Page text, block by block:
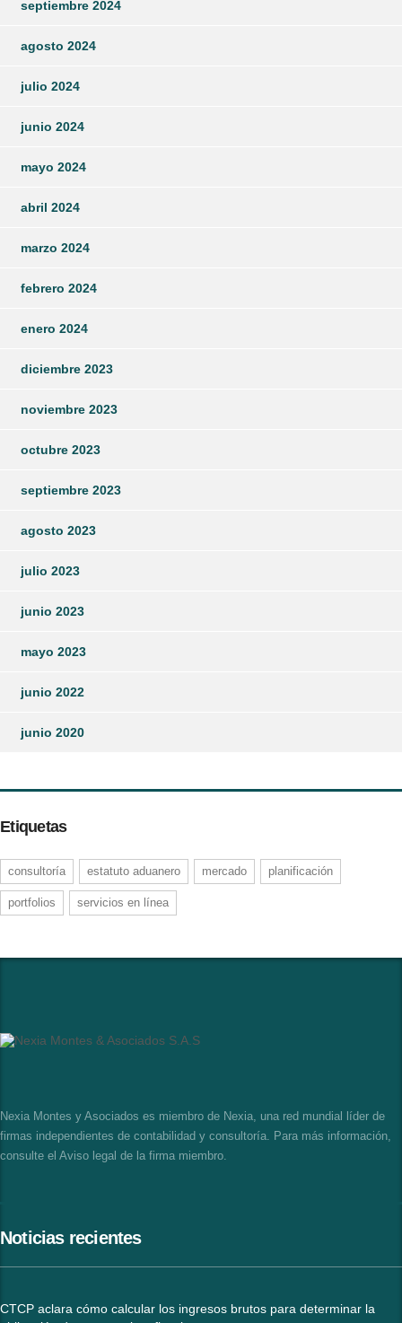
septiembre 2024
agosto 2024
julio 2024
junio 2024
mayo 2024
abril 2024
marzo 2024
febrero 2024
enero 2024
diciembre 2023
noviembre 2023
octubre 2023
septiembre 2023
agosto 2023
julio 2023
junio 2023
mayo 2023
junio 2022
junio 2020
Etiquetas
consultoría estatuto aduanero mercado planificación
portfolios servicios en línea
Nexia Montes y Asociados es miembro de Nexia, una red mundial líder de
firmas independientes de contabilidad y consultoría. Para más información,
consulte el Aviso legal de la firma miembro.
Noticias recientes
CTCP aclara cómo calcular los ingresos brutos para determinar la